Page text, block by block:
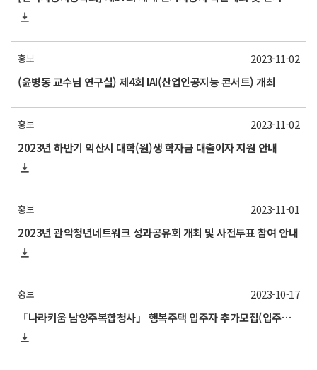
홍보
(윤병동 교수님 연구실) 제4회 IAI(산업인공지능 콘서트) 개최
2023-11-02
홍보
2023년 하반기 익산시 대학(원)생 학자금 대출이자 지원 안내
2023-11-02
홍보
2023년 관악청년네트워크 성과공유회 개최 및 사전투표 참여 안내
2023-11-01
홍보
「나라키움 남양주복합청사」 행복주택 입주자 추가모집(입주자격 요건완화) 안내
2023-10-17